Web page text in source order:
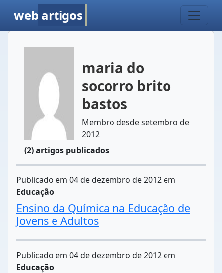
web artigos
maria do
socorro brito
bastos
Membro desde setembro de
2012
(2) artigos publicados
Publicado em 04 de dezembro de 2012 em
Educação
Ensino da Química na Educação de
Jovens e Adultos
Publicado em 04 de dezembro de 2012 em
Educação